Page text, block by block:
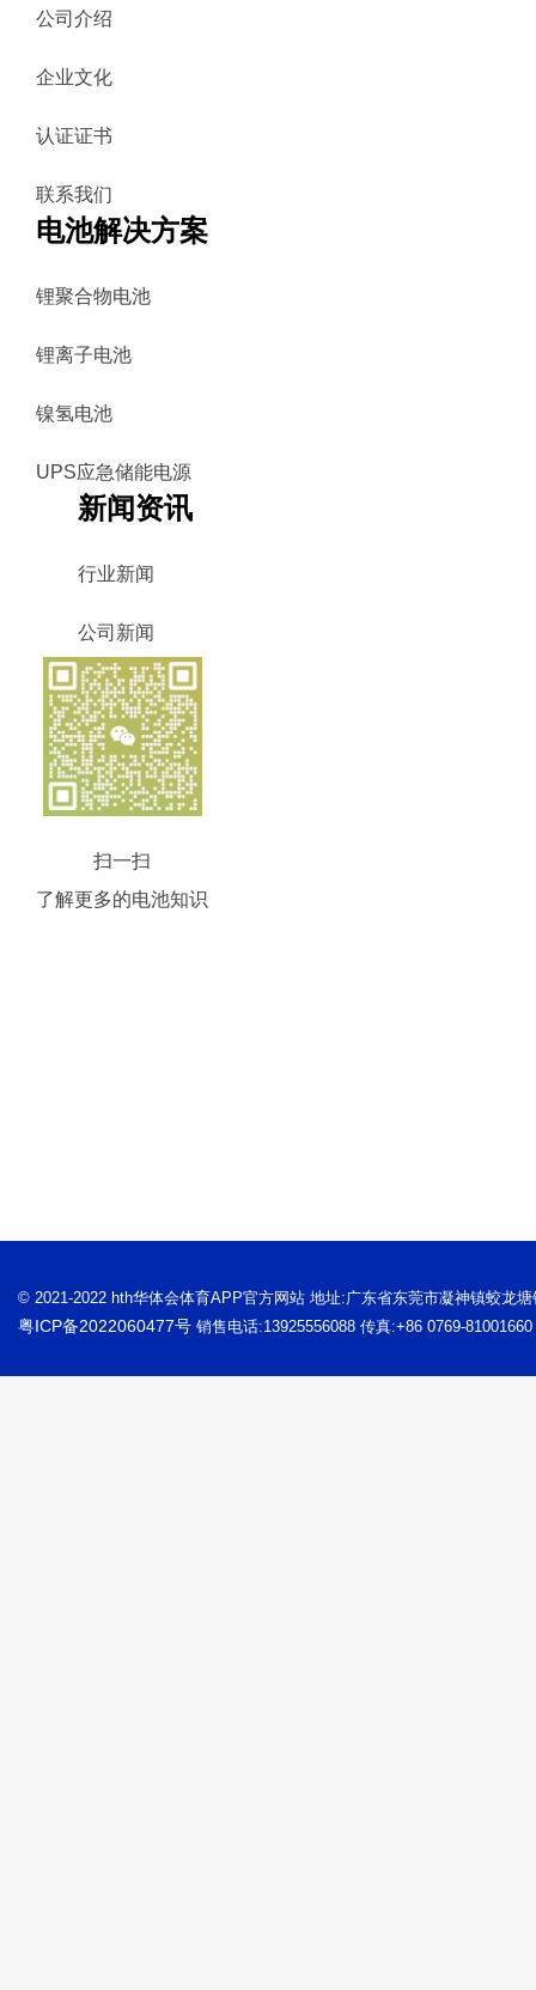
公司介绍
企业文化
认证证书
联系我们
电池解决方案
锂聚合物电池
锂离子电池
镍氢电池
UPS应急储能电源
新闻资讯
行业新闻
公司新闻
扫一扫
了解更多的电池知识
© 2021-2022 hth华体会体育APP官方网站 地址:广东省东莞市凝神镇蛟龙
粤ICP备2022060477号 销售电话:13925556088 传真:+86 0769-81001660